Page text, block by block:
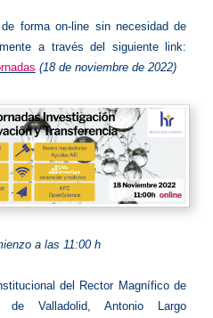
forma on-line sin necesidad de
a través del siguiente link:
(18 de noviembre de 2022)
a las 11:00 h
del Rector Magnífico de
de Valladolid, Antonio Largo